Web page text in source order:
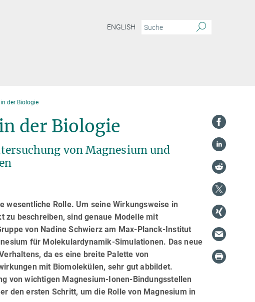
ENGLISH
der Biologie
der Biologie
von Magnesium und
wesentliche Rolle. Um seine Wirkungsweise in
zu beschreiben, sind genaue Modelle mit
von Nadine Schwierz am Max-Planck-Institut
für Molekulardynamik-Simulationen. Das neue
da es eine breite Palette von
mit Biomolekülen, sehr gut abbildet.
von wichtigen Magnesium-Ionen-Bindungsstellen
den ersten Schritt, um die Rolle von Magnesium in